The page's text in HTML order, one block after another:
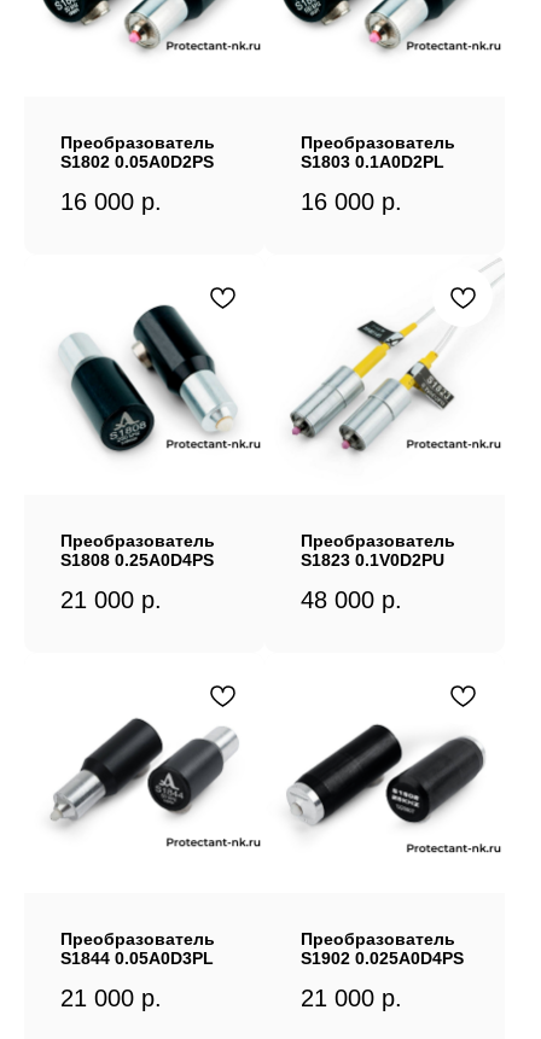
Преобразователь
S1802 0.05A0D2PS
16 000 р.
Преобразователь
S1803 0.1A0D2PL
16 000 р.
Преобразователь
S1808 0.25A0D4PS
21 000 р.
Преобразователь
S1823 0.1V0D2PU
48 000 р.
Преобразователь
S1844 0.05А0D3PL
21 000 р.
Преобразователь
S1902 0.025A0D4PS
21 000 р.